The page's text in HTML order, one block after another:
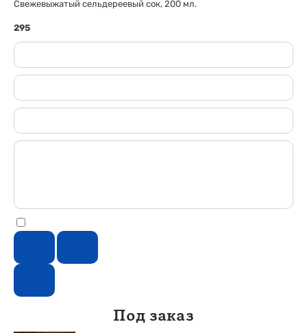
Свежевыжатый сельдереевый сок, 200 мл.
295
Под заказ